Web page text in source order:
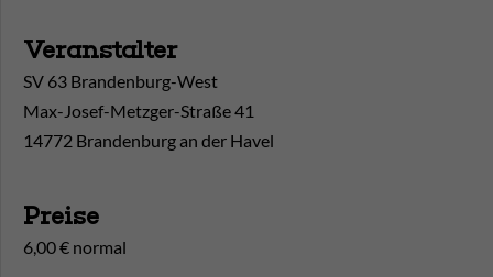
Veranstalter
SV 63 Brandenburg-West
Max-Josef-Metzger-Straße 41
14772 Brandenburg an der Havel
Preise
6,00 € normal